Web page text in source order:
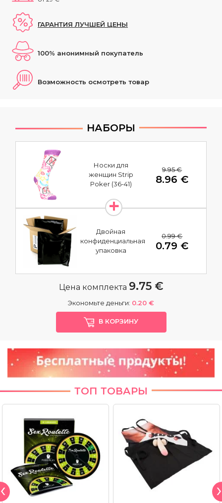
ГАРАНТИЯ ЛУЧШЕЙ ЦЕНЫ
100% анонимный покупатель
Возможность осмотреть товар
НАБОРЫ
Носки для
женщин Strip
Poker (36-41)
9.95 €
8.96 €
Двойная
конфиденциальная
упаковка
0.99 €
0.79 €
Цена комплекта 9.75 €
Экономьте деньги: 0.20 €
В КОРЗИНУ
ТОП ТОВАРЫ